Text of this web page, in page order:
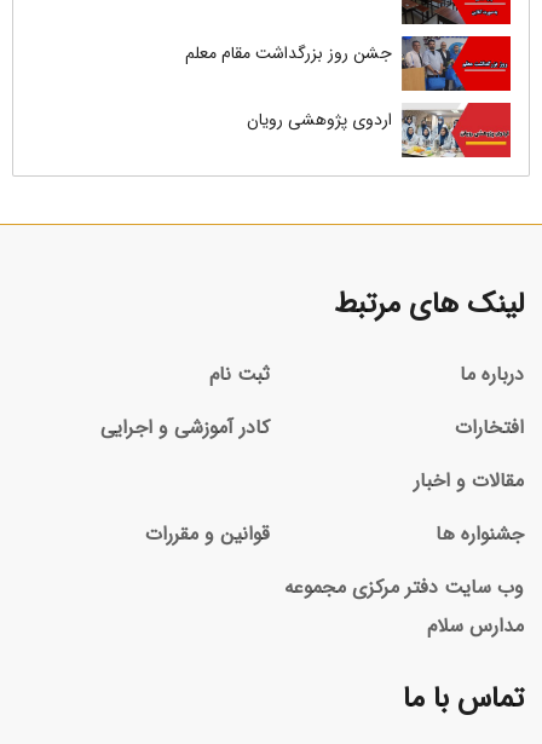
جشن روز بزرگداشت مقام معلم
اردوی پژوهشی رویان
لینک های مرتبط
درباره ما
ثبت نام
افتخارات
کادر آموزشی و اجرایی
مقالات و اخبار
جشنواره ها
قوانین و مقررات
وب سایت دفتر مرکزی مجموعه
مدارس سلام
تماس با ما